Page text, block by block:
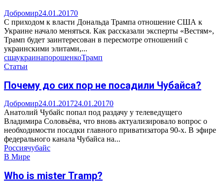
Добромир24.01.20170
С приходом к власти Дональда Трампа отношение США к
Украине начало меняться. Как рассказали эксперты «Вестям»,
Трамп будет заинтересован в пересмотре отношений с
украинскими элитами,...
сшаукраинапорошенкоТрамп
Статьи
Почему до сих пор не посадили Чубайса?
Добромир24.01.201724.01.20170
Анатолий Чубайс попал под раздачу у телеведущего
Владимира Соловьёва, что вновь актуализировало вопрос о
необходимости посадки главного приватизатора 90-х. В эфире
федерального канала Чубайса на...
Россиячубайс
В Мире
Who is mister Tramp?